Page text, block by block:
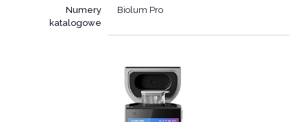
Numery
katalogowe
Biolum Pro